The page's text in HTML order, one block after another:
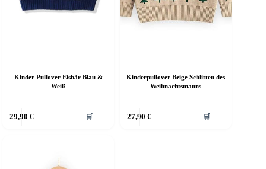
Kinder Pullover Eisbär Blau &
Weiß
29,90 € 🛒
Kinderpullover Beige Schlitten des
Weihnachtsmanns
27,90 € 🛒
Produkt